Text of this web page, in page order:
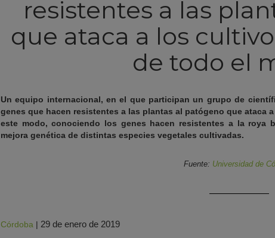
resistentes a las
que ataca a los
de todo el
Un equipo internacional, en el que participan un grupo de
genes que hacen resistentes a las plantas al patógeno que ataca
este modo, conociendo los genes hacen resistentes a la roya
mejora genética de distintas especies vegetales cultivadas.
Fuente: Universidad de
Córdoba | 29 de enero de 2019